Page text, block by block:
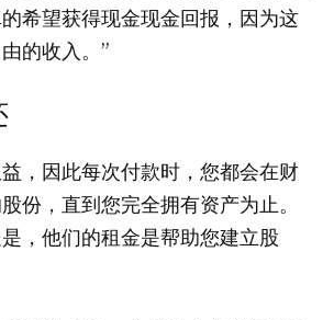
希望获得现金现金回报，因为这
的收入。”
，因此每次付款时，您都会在财
份，直到您完全拥有资产为止。
，他们的租金是帮助您建立股